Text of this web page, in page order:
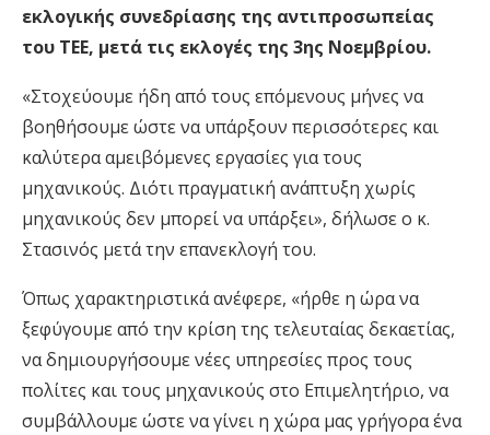
εκλογικής συνεδρίασης της αντιπροσωπείας
του ΤΕΕ, μετά τις εκλογές της 3ης Νοεμβρίου.
«Στοχεύουμε ήδη από τους επόμενους μήνες να
βοηθήσουμε ώστε να υπάρξουν περισσότερες και
καλύτερα αμειβόμενες εργασίες για τους
μηχανικούς. Διότι πραγματική ανάπτυξη χωρίς
μηχανικούς δεν μπορεί να υπάρξει», δήλωσε ο κ.
Στασινός μετά την επανεκλογή του.
Όπως χαρακτηριστικά ανέφερε, «ήρθε η ώρα να
ξεφύγουμε από την κρίση της τελευταίας δεκαετίας,
να δημιουργήσουμε νέες υπηρεσίες προς τους
πολίτες και τους μηχανικούς στο Επιμελητήριο, να
συμβάλλουμε ώστε να γίνει η χώρα μας γρήγορα ένα